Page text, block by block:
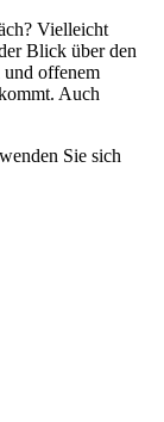
Vielleicht
Blick über den
offenem
Auch
Sie sich